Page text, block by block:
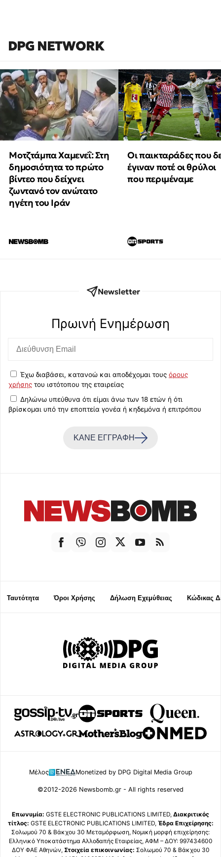
DPG NETWORK
Μοτζτάμπα Χαμενεΐ: Στη
δημοσιότητα το πρώτο
βίντεο που δείχνει
ζωντανό τον ανώτατο
ηγέτη του Ιράν
Οι παικταράδες που
έγιναν ποτέ οι θρύλοι
που περιμέναμε
Newsletter
Πρωινή Eνημέρωση
Έχω διαβάσει, κατανοώ και αποδέχομαι τους όρους
χρήσης του ιστότοπου της εταιρείας
Δηλώνω υπεύθυνα ότι είμαι άνω των 18 ετών ή ότι
βρίσκομαι υπό την εποπτεία γονέα ή κηδεμόνα ή επιτρόπου
ΚΑΝΕ ΕΓΓΡΑΦΗ
Ταυτότητα Όροι Χρήσης Δήλωση Εχεμύθειας Κώδικας
Μέλος Monetized by DPG Digital Media Group
©2012-2026 Newsbomb.gr - All rights reserved
Επωνυμία: GSTE ELECTRONIC PUBLICATIONS LIMITED, Διακριτικός
τίτλος: GSTE ELECTRONIC PUBLICATIONS LIMITED, Έδρα Επιχείρησης:
Σολωμού 70 & Βάκχου 30 Μεταμόρφωση, Νομική μορφή επιχείρησης:
Ελληνικό Υποκατάστημα Αλλοδαπής Εταιρείας, ΑΦΜ – ΔΟΥ: 997434600
ΔΟΥ ΦΑΕ Αθηνών, Στοιχεία επικοινωνίας: Σολωμού 70 & Βάκχου 30